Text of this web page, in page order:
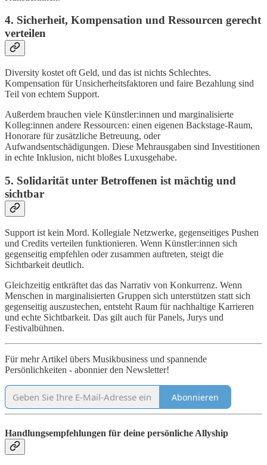
4. Sicherheit, Kompensation und Ressourcen gerecht
verteilen
Diversity kostet oft Geld, und das ist nichts Schlechtes.
Kompensation für Unsicherheitsfaktoren und faire Bezahlung sind
Teil von echtem Support.
Außerdem brauchen viele Künstler:innen und marginalisierte
Kolleg:innen andere Ressourcen: einen eigenen Backstage-Raum,
Honorare für zusätzliche Betreuung, oder
Aufwandsentschädigungen. Diese Mehrausgaben sind Investitionen
in echte Inklusion, nicht bloßes Luxusgehabe.
5. Solidarität unter Betroffenen ist mächtig und
sichtbar
Support ist kein Mord. Kollegiale Netzwerke, gegenseitiges Pushen
und Credits verteilen funktionieren. Wenn Künstler:innen sich
gegenseitig empfehlen oder zusammen auftreten, steigt die
Sichtbarkeit deutlich.
Gleichzeitig entkräftet das das Narrativ von Konkurrenz. Wenn
Menschen in marginalisierten Gruppen sich unterstützen statt sich
gegenseitig auszustechen, entsteht Raum für nachhaltige Karrieren
und echte Sichtbarkeit. Das gilt auch für Panels, Jurys und
Festivalbühnen.
Für mehr Artikel übers Musikbusiness und spannende
Persönlichkeiten - abonnier den Newsletter!
Abonnieren
Handlungsempfehlungen für deine persönliche Allyship